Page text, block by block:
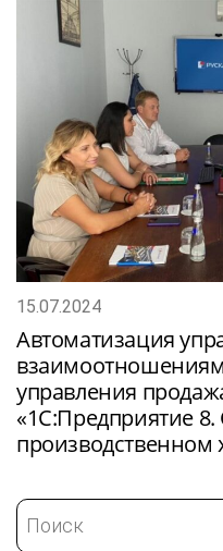
15.07.2024
Автоматизация
управления
«1С:Предприятие
производственном
Поиск